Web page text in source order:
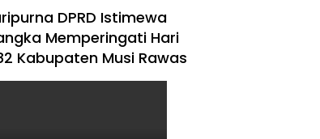
DPRD Istimewa
Memperingati Hari
Kabupaten Musi Rawas